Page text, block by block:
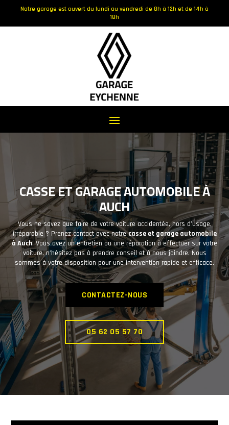
Notre garage est ouvert du lundi au vendredi de 8h à 12h et de 14h à
18h
CASSE ET GARAGE AUTOMOBILE À
AUCH
Vous ne savez que faire de votre voiture accidentée, hors d’usage,
irréparable ? Prenez contact avec notrecasse et garage automobile
à Auch. Vous avez un entretien ou une réparation à effectuer sur votre
voiture, n’hésitez pas à prendre conseil et à nous joindre. Nous
sommes à votre disposition pour une intervention rapide et efficace.
CONTACTEZ-NOUS
05 62 05 57 70